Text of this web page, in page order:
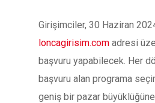
Girişimciler, 30 Haziran
loncagirisim.com adresi
başvuru yapabilecek. Her
başvuru alan programa
geniş bir pazar